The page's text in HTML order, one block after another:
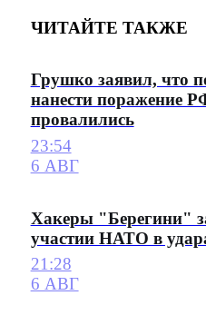
ЧИТАЙТЕ ТАКЖЕ
Грушко заявил, что
нанести поражение
провалились
23:54
6 АВГ
Хакеры "Берегини"
участии НАТО в
21:28
6 АВГ